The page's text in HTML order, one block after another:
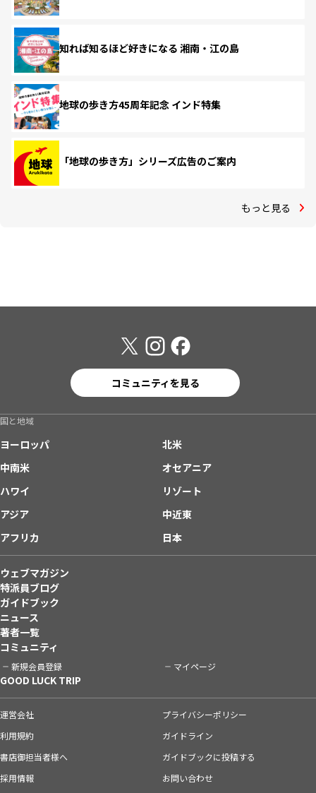
知れば知るほど好きになる 湘南・江の島
地球の歩き方45周年記念 インド特集
「地球の歩き方」シリーズ広告のご案内
もっと見る
コミュニティを見る
国と地域
ヨーロッパ
北米
中南米
オセアニア
ハワイ
リゾート
アジア
中近東
アフリカ
日本
ウェブマガジン
特派員ブログ
ガイドブック
ニュース
著者一覧
コミュニティ
新規会員登録 マイページ
GOOD LUCK TRIP
運営会社
プライバシーポリシー
利用規約
ガイドライン
書店御担当者様へ
ガイドブックに投稿する
採用情報
お問い合わせ